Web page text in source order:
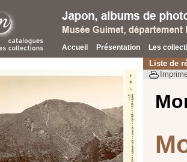
Accueil Présentation Les
Liste de